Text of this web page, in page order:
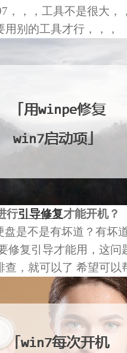
，，，工具不是很大，
别的工具才行，，，
行引导修复才能开机？
盘是不是有坏道？有坏
修复引导才能用，这问
，就可以了 希望可以